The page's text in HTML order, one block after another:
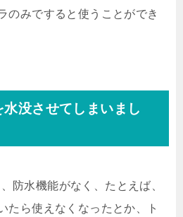
のみですると使うことができ
水没させてしまいまし
防水機能がなく、たとえば、
たら使えなくなったとか、ト